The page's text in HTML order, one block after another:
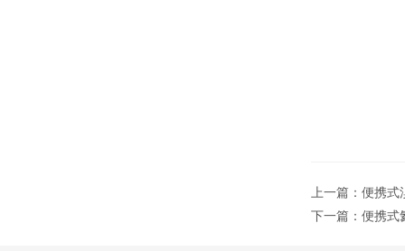
上一篇： 便携式
下一篇： 便携式